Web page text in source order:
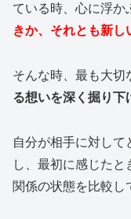
ている時、心に浮か
きか、それとも新し
そんな時、最も大切
る想いを深く掘り下
自分が相手に対して
し、最初に感じた
関係の状態を比較し